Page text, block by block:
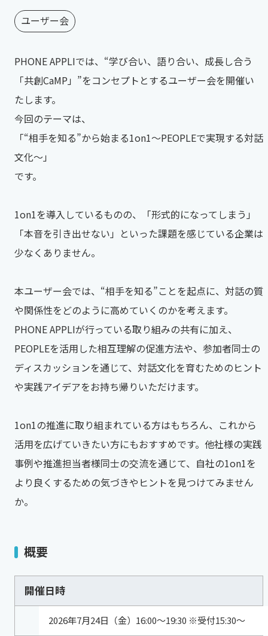
ユーザー会
PHONE APPLIでは、“学び合い、語り合い、成長し合う
「共創CaMP」”をコンセプトとするユーザー会を開催い
たします。
今回のテーマは、
「“相手を知る”から始まる1on1～PEOPLEで実現する対話
文化～」
です。
1on1を導入しているものの、「形式的になってしまう」
「本音を引き出せない」といった課題を感じている企業は
少なくありません。
本ユーザー会では、“相手を知る”ことを起点に、対話の質
や関係性をどのように高めていくのかを考えます。
PHONE APPLIが行っている取り組みの共有に加え、
PEOPLEを活用した相互理解の促進方法や、参加者同士の
ディスカッションを通じて、対話文化を育むためのヒント
や実践アイデアをお持ち帰りいただけます。
1on1の推進に取り組まれている方はもちろん、これから
活用を広げていきたい方にもおすすめです。他社様の実践
事例や推進担当者様同士の交流を通じて、自社の1on1を
より良くするための気づきやヒントを見つけてみません
か。
概要
開催日時
2026年7月24日（金）16:00～19:30 ※受付15:30～